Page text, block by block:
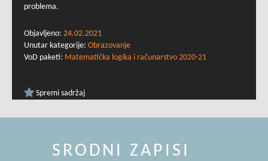
problema.
Objavljeno: 24.02.2021
Unutar kategorije: Obrazovanje
VoD paketi: Matematička logika i računarstvo 2020-21
Spremi sadržaj
SRODNI ZAPISI